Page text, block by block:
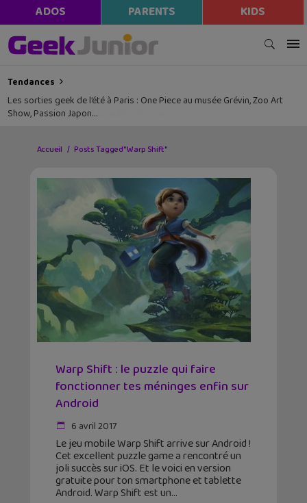
ADOS PARENTS KIDS
Tendances
Les sorties geek de l’été à Paris : One Piece au musée Grévin, Zoo Art
Show, Passion Japon…
Accueil Posts Tagged "Warp Shift"
Warp Shift : le puzzle qui faire
fonctionner tes méninges enfin sur
Android
6 avril 2017
Le jeu mobile Warp Shift arrive sur Android !
Cet excellent puzzle game a rencontré un
joli succès sur iOS. Et le voici en version
gratuite pour ton smartphone et tablette
Android. Warp Shift est un